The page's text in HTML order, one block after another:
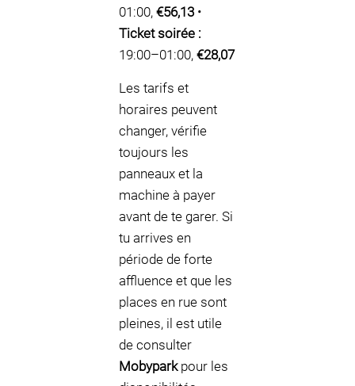
01:00, €56,13 •
Ticket soirée :
19:00–01:00, €28,07
Les tarifs et
horaires peuvent
changer, vérifie
toujours les
panneaux et la
machine à payer
avant de te garer. Si
tu arrives en
période de forte
affluence et que les
places en rue sont
pleines, il est utile
de consulter
Mobyparkpour les